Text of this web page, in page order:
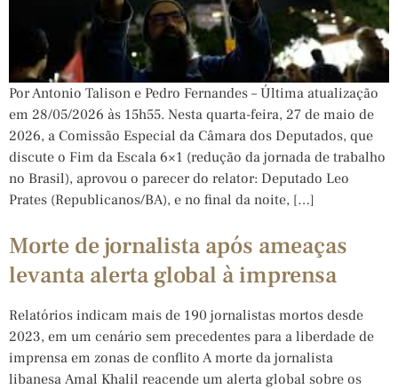
Por Antonio Talison e Pedro Fernandes – Última atualização
em 28/05/2026 às 15h55. Nesta quarta-feira, 27 de maio de
2026, a Comissão Especial da Câmara dos Deputados, que
discute o Fim da Escala 6×1 (redução da jornada de trabalho
no Brasil), aprovou o parecer do relator: Deputado Leo
Prates (Republicanos/BA), e no final da noite, […]
Morte de jornalista após ameaças
levanta alerta global à imprensa
Relatórios indicam mais de 190 jornalistas mortos desde
2023, em um cenário sem precedentes para a liberdade de
imprensa em zonas de conflito A morte da jornalista
libanesa Amal Khalil reacende um alerta global sobre os